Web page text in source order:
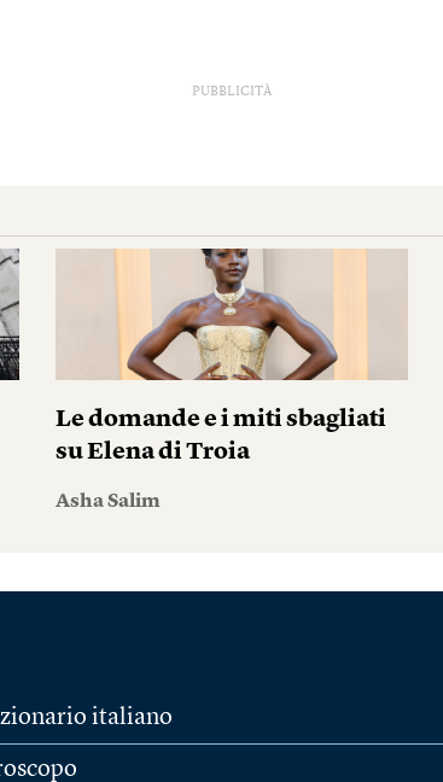
PUBBLICITÀ
Le domande e i miti sbagliati
su Elena di Troia
Asha Salim
italiano